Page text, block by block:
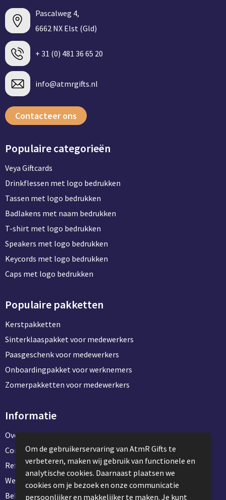
Pascalweg 4,
6662 NX Elst (Gld)
+ 31 (0) 481 36 65 20
info@atmrgifts.nl
Contacteer ons
Populaire categorieën
Veya Giftcards
Drinkflessen met logo bedrukken
Tassen met logo bedrukken
Badlakens met naam bedrukken
T-shirt met logo bedrukken
Speakers met logo bedrukken
Keycords met logo bedrukken
Caps met logo bedrukken
Populaire pakketten
Kerstpakketten
Sinterklaaspakket voor medewerkers
Paasgeschenk voor medewerkers
Onboardingpakket voor werknemers
Zomerpakketten voor medewerkers
Informatie
Over ons
Contact en klantenservice
Referentie projecten
Werken & stage bij AtmR Gifts
Bekijk kantoorbenodigdheden
Om de gebruikerservaring van AtmR Gifts te
verbeteren, maken wij gebruik van functionele en
analytische cookies. Daarnaast plaatsen we
cookies om je bezoek en onze communicatie
persoonlijker en makkelijker te maken. Je kunt